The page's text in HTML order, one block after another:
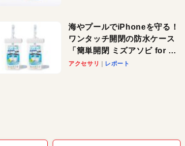
海やプールでiPhoneを守る！
ワンタッチ開閉の防水ケース
「簡単開閉 ミズアソビ for ス
マホ」で夏のレジャーを満喫
アクセサリ レポート